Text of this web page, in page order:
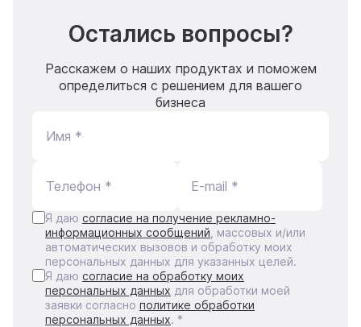
Остались вопросы?
Расскажем о наших продуктах и поможем
определиться с решением для вашего
бизнеса
Имя *
Телефон * E-mail *
Я даю согласие на получение рекламно-
информационных сообщений , массовых и/или
автоматических вызовов и обработку моих
персональных данных для указанных целей.
Я даю согласие на обработку моих
персональных данных для обработки моей
заявки согласно политике обработки
персональных данных. *